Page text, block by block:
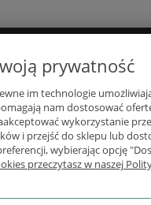
I PŁATNOŚCI
POMOC
O FIRMIE
prywatność
im technologie
nam dostosować
wykorzystanie
i przejść do sklepu lub
wybierając opcję
przeczytasz w naszej